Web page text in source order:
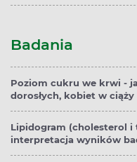
Badania
Poziom cukru we krwi -
dorosłych, kobiet w ciąży
Lipidogram (cholesterol
interpretacja wyników